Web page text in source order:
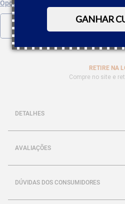
GANHAR
Opções de parcelamento
RETIRE NA
Compre no site e
DETALHES
AVALIAÇÕES
DÚVIDAS DOS CONSUMIDORES